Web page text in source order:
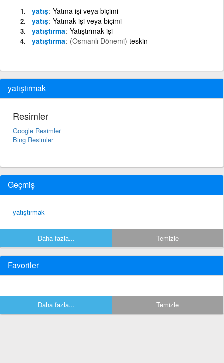
yatış Yatma işi veya biçimi
yatış Yatmak işi veya biçimi
yatıştırma Yatıştırmak işi
yatıştırma (Osmanlı Dönemi) teskin
yatıştırmak
Resimler
Google Resimler
Bing Resimler
Geçmiş
yatıştırmak
Daha fazla... Temizle
Favoriler
Daha fazla... Temizle